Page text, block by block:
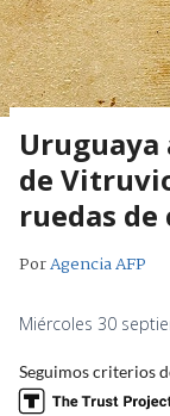
Uruguaya
de
ruedas de
PorAgencia AFP
Miércoles 30
Seguimos criterios